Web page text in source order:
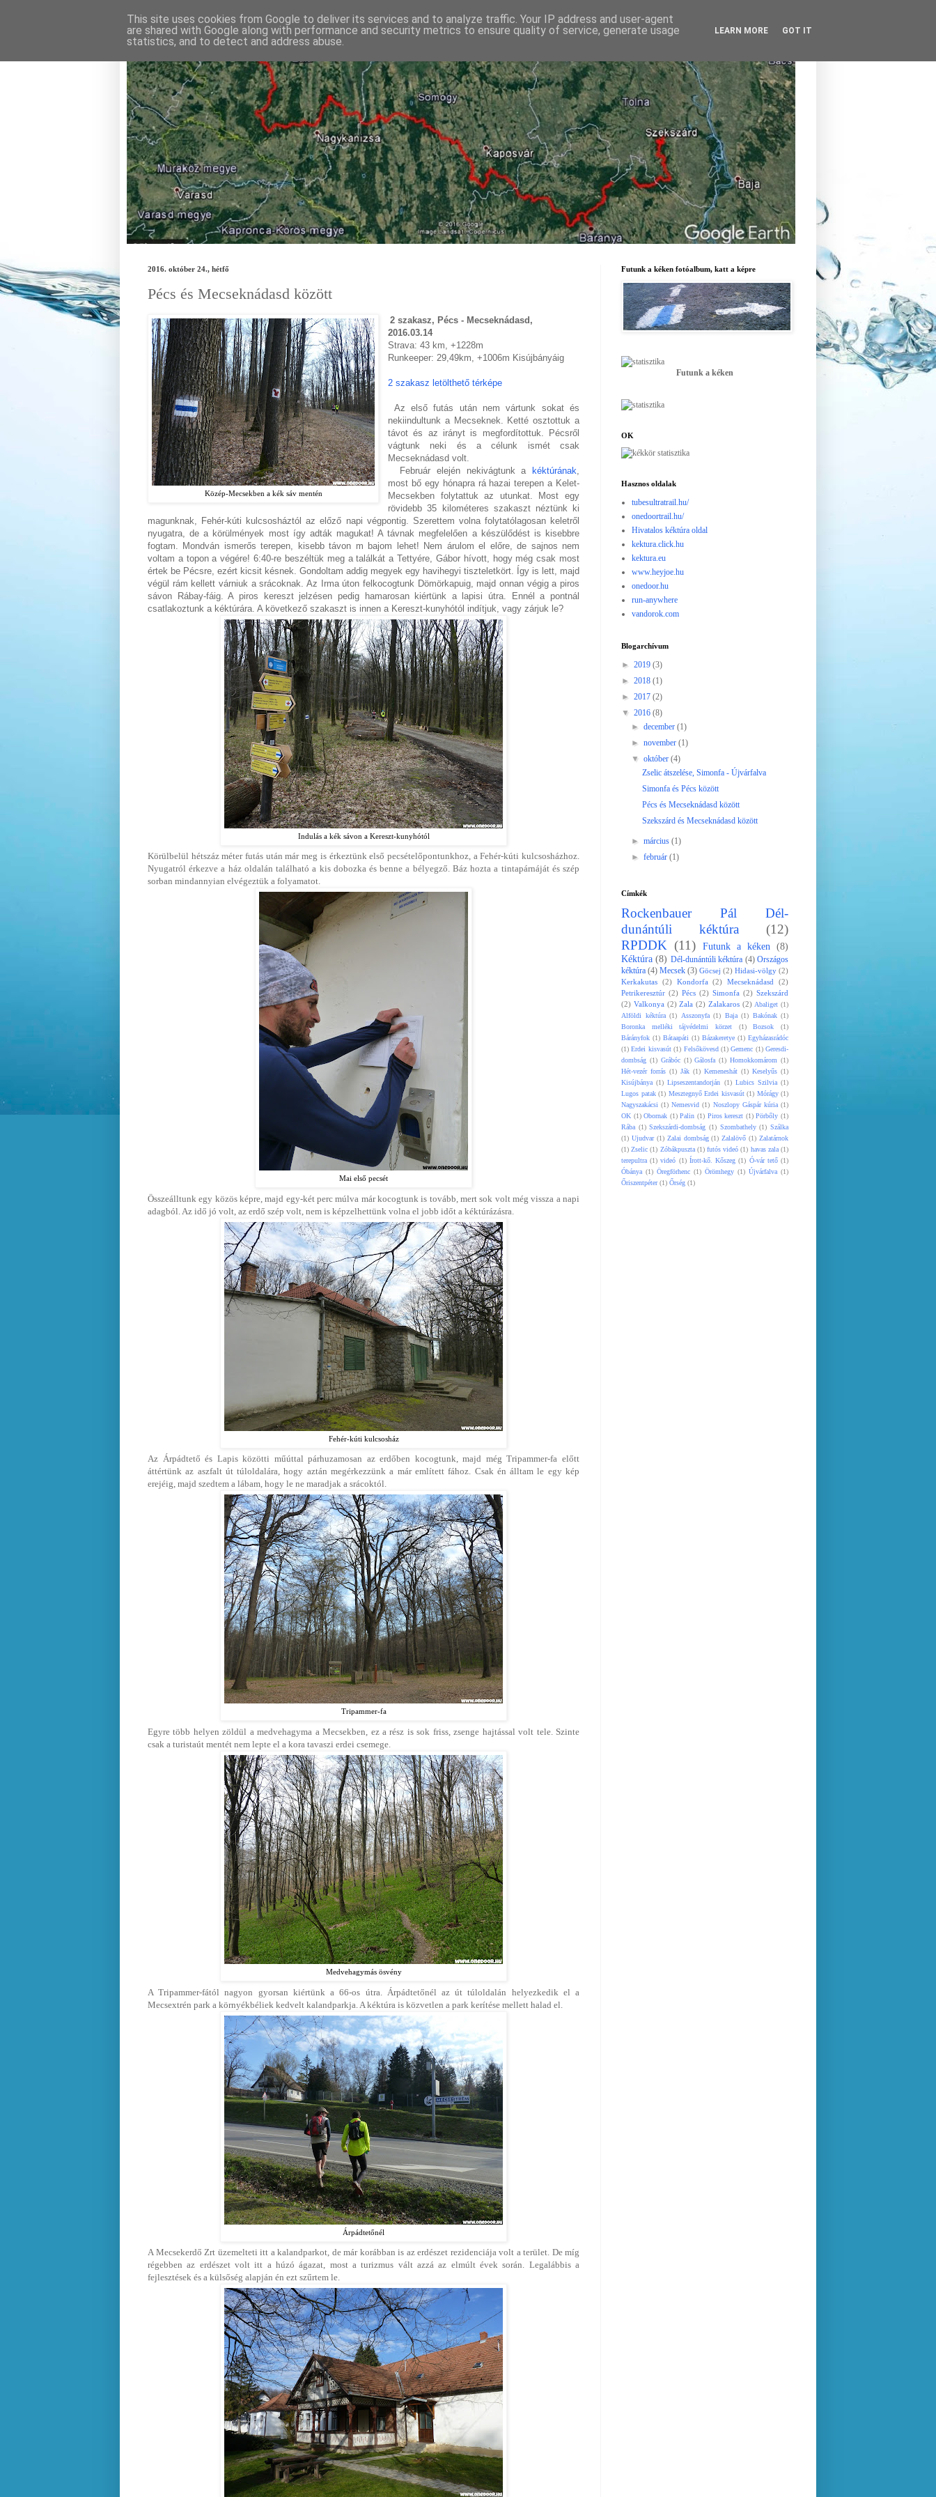
Futunk a Kéken - Rockenbauer Pál Dél-Dunántúli KÉKtúra mentén
2016. október 24., hétfő
Pécs és Mecseknádasd között
Közép-Mecsekben a kék sáv mentén
2 szakasz, Pécs - Mecseknádasd,
2016.03.14
Strava: 43 km,+1228m
Runkeeper: 29,49km, +1006m Kisújbányáig
2 szakasz letölthető térképe
Az első futás után nem vártunk sokat és
nekiindultunk a Mecseknek. Ketté osztottuk a
távot és az irányt is megfordítottuk. Pécsről
vágtunk neki és a célunk ismét csak
Mecseknádasd volt.
Február elején nekivágtunk a kéktúrának
most bő egy hónapra rá hazai terepen a Kelet-
Mecsekben folytattuk az utunkat. Most egy
rövidebb 35 kilométeres szakaszt néztünk ki
magunknak, Fehér-kúti kulcsosháztól az előző napi végpontig. Szerettem volna folytatólagosan keletről
nyugatra, de a körülmények most így adták magukat! A távnak megfelelően a készülődést is kisebbre
fogtam. Mondván ismerős terepen, kisebb távon m bajom lehet! Nem árulom el előre, de sajnos nem
voltam a topon a végére! 6:40-re beszéltük meg a találkát a Tettyére, Gábor hívott, hogy még csak most
értek be Pécsre, ezért kicsit késnek. Gondoltam addig megyek egy havihegyi tiszteletkört. Így is lett, majd
végül rám kellett várniuk a srácoknak. Az Irma úton felkocogtunk Dömörkapuig, majd onnan végig a piros
sávon Rábay-fáig. A piros kereszt jelzésen pedig hamarosan kiértünk a lapisi útra. Ennél a pontnál
csatlakoztunk a kéktúrára. A következő szakaszt is innen a Kereszt-kunyhótól indítjuk, vagy zárjuk le?
Indulás a kék sávon a Kereszt-kunyhótól
Körülbelül hétszáz méter futás után már meg is érkeztünk első pecsételőpontunkhoz, a Fehér-kúti kulcsosházhoz.
Nyugatról érkezve a ház oldalán található a kis dobozka és benne a bélyegző. Báz hozta a tintapárnáját és szép
sorban mindannyian elvégeztük a folyamatot.
Mai első pecsét
Összeálltunk egy közös képre, majd egy-két perc múlva már kocogtunk is tovább, mert sok volt még vissza a napi
adagból. Az idő jó volt, az erdő szép volt, nem is képzelhettünk volna el jobb időt a kéktúrázásra.
Fehér-kúti kulcsosház
Az Árpádtető és Lapis közötti műúttal párhuzamosan az erdőben kocogtunk, majd még Tripammer-fa előtt
áttértünk az aszfalt út túloldalára, hogy aztán megérkezzünk a már említett fához. Csak én álltam le egy kép
erejéig, majd szedtem a lábam, hogy le ne maradjak a srácoktól.
Tripammer-fa
Egyre több helyen zöldül a medvehagyma a Mecsekben, ez a rész is sok friss, zsenge hajtással volt tele. Szinte
csak a turistaút mentét nem lepte el a kora tavaszi erdei csemege.
Medvehagymás ösvény
A Tripammer-fától nagyon gyorsan kiértünk a 66-os útra. Árpádtetőnél az út túloldalán helyezkedik el a
Mecsextrén park a környékbéliek kedvelt kalandparkja. A kéktúra is közvetlen a park kerítése mellett halad el.
Árpádtetőnél
A Mecsekerdő Zrt üzemelteti itt a kalandparkot, de már korábban is az erdészet rezidenciája volt a terület. De míg
régebben az erdészet volt itt a húzó ágazat, most a turizmus vált azzá az elmúlt évek során. Legalábbis a
fejlesztések és a külsőség alapján én ezt szűrtem le.
Futunk a kéken fotóalbum, katt a képre
Futunk a kéken
OK
Hasznos oldalak
tubesultratrail.hu/
onedoortrail.hu/
Hivatalos kéktúra oldal
kektura.click.hu
kektura.eu
www.heyjoe.hu
onedoor.hu
run-anywhere
vandorok.com
Blogarchívum
► 2019 (3)
► 2018 (1)
► 2017 (2)
▼ 2016 (8)
►december(1)
►november(1)
▼október(4)
Zselic átszelése, Simonfa - Újvárfalva
Simonfa és Pécs között
Pécs és Mecseknádasd között
Szekszárd és Mecseknádasd között
►március(1)
►február(1)
Címkék
Rockenbauer Pál Dél-
dunántúli kéktúra
(12)
RPDDK (11) Futunk a kéken
(8)
Kéktúra (8) Dél-dunántúli kéktúra (4) Országos
kéktúra (4) Mecsek (3) Göcsej (2) Hidasi-völgy (2)
Kerkakutas (2) Kondorfa (2) Mecseknádasd
(2)
Petrikeresztúr (2) Pécs (2) Simonfa (2) Szekszárd
(2) Valkonya (2) Zala (2) Zalakaros (2) Abaliget (1)
Alföldi kéktúra (1) Asszonyfa (1) Baja (1) Bakónak (1)
Boronka melléki tájvédelmi körzet
(1) Bozsok
(1)
Bárányfok (1) Bátaapáti (1) Bázakeretye (1) Egyházasrádóc
(1) Erdei kisvasút (1) Felsőkövesd (1) Gemenc (1) Geresdi-
dombság (1) Grábóc (1) Gálosfa (1) Homokkomárom (1)
Hét-vezér forrás (1) Ják (1) Kemeneshát (1) Keselyűs (1)
Kisújbánya (1) Lipseszentandorján (1) Lubics Szilvia (1)
Lugos patak (1) Mesztegnyő Erdei kisvasút (1) Mórágy (1)
Nagyszakácsi (1) Nemesvid (1) Noszlopy Gáspár kúria (1)
OK (1) Obornak (1) Palin (1) Piros kereszt (1) Pörbőly (1)
Rába (1) Szekszárdi-dombság (1) Szombathely (1) Szálka
(1) Ujudvar (1) Zalai dombság (1) Zalalövő (1) Zalatárnok
(1) Zselic (1) Zóbákpuszta (1) futós videó (1) havas zala (1)
terepultra (1) videó (1) Írott-kő. Kőszeg (1) Ó-vár tető (1)
Óbánya (1) Öregförhenc (1) Örömhegy (1) Újvárfalva (1)
Őriszentpéter (1) Őrség (1)
This site uses cookies from Google to deliver its services and to analyze traffic. Your IP address and user-agent
are shared with Google along with performance and security metrics to ensure quality of service, generate usage
statistics, and to detect and address abuse.
LEARN MORE GOT IT